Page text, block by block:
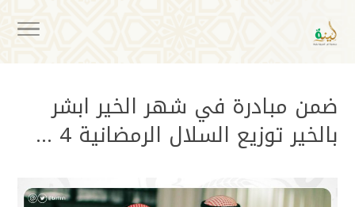
ضمن مبادرة في شهر الخير ابشر
بالخير توزيع السلال الرمضانية 4 …